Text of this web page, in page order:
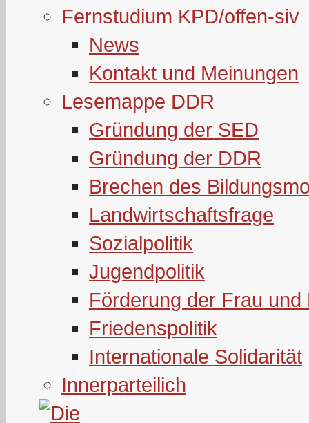
Fernstudium KPD/offen-siv
News
Kontakt und Meinungen
Lesemappe DDR
Gründung der SED
Gründung der DDR
Brechen des
Landwirtschaftsfrage
Sozialpolitik
Jugendpolitik
Förderung der Frau und
Friedenspolitik
Internationale Solidarität
Innerparteilich